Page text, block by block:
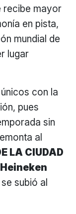
recibe mayor
en pista,
mundial de
lugar
con la
pues
sin
al
LA CIUDAD
subió al